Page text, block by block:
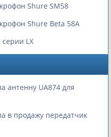
Shure SM58
Shure Beta 58A
LX
антенну UA874 для
в продажу передатчик